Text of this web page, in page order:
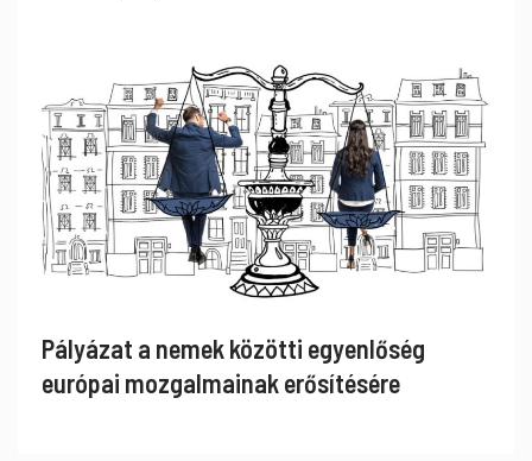
Pályázat a nemek közötti egyenlőség
európai mozgalmainak erősítésére